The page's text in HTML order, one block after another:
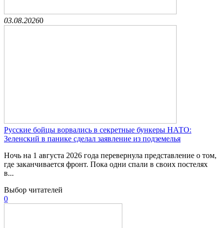
03.08.20260
Русские бойцы ворвались в секретные бункеры НАТО:
Зеленский в панике сделал заявление из подземелья
Ночь на 1 августа 2026 года перевернула представление о том,
где заканчивается фронт. Пока одни спали в своих постелях
в...
Выбор читателей
0